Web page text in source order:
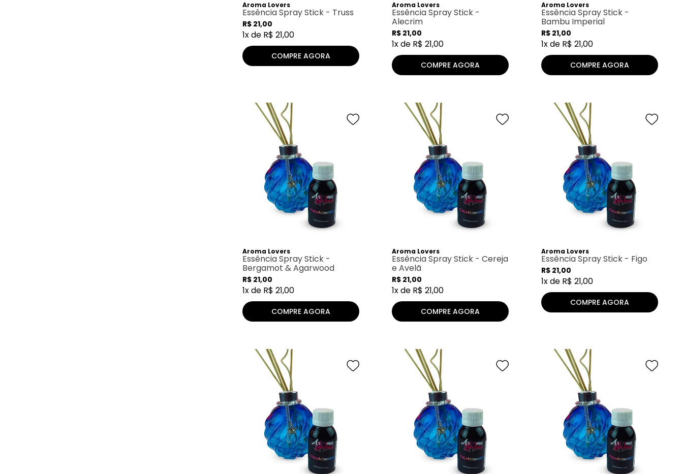
Aroma Lovers
Essência Spray Stick - Truss
R$ 21,00
1x de R$ 21,00
COMPRE AGORA
Aroma Lovers
Essência Spray Stick -
Alecrim
R$ 21,00
1x de R$ 21,00
COMPRE AGORA
Aroma Lovers
Essência Spray Stick -
Bambu Imperial
R$ 21,00
1x de R$ 21,00
COMPRE AGORA
Aroma Lovers
Essência Spray Stick -
Bergamot & Agarwood
R$ 21,00
1x de R$ 21,00
COMPRE AGORA
Aroma Lovers
Essência Spray Stick - Cereja
e Avelã
R$ 21,00
1x de R$ 21,00
COMPRE AGORA
Aroma Lovers
Essência Spray Stick - Figo
R$ 21,00
1x de R$ 21,00
COMPRE AGORA